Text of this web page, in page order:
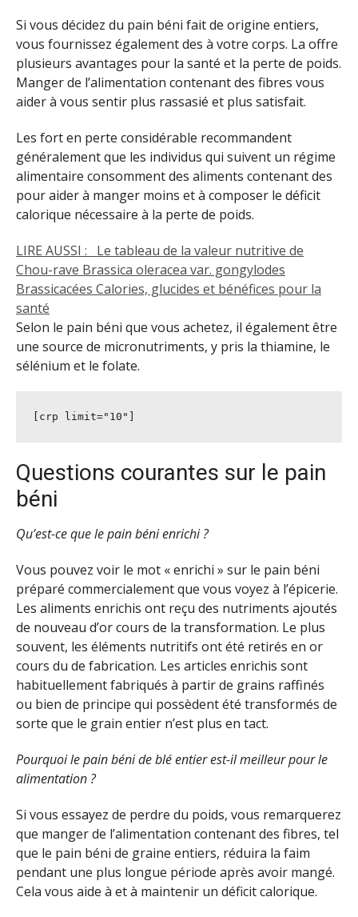
Si vous décidez du pain béni fait de origine entiers,
vous fournissez également des à votre corps. La offre
plusieurs avantages pour la santé et la perte de poids.
Manger de l’alimentation contenant des fibres vous
aider à vous sentir plus rassasié et plus satisfait.
Les fort en perte considérable recommandent
généralement que les individus qui suivent un régime
alimentaire consomment des aliments contenant des
pour aider à manger moins et à composer le déficit
calorique nécessaire à la perte de poids.
LIRE AUSSI :
Le tableau de la valeur nutritive de
Chou-rave Brassica oleracea var. gongylodes
Brassicacées Calories, glucides et bénéfices pour la
santé
Selon le pain béni que vous achetez, il également être
une source de micronutriments, y pris la thiamine, le
sélénium et le folate.
[crp limit="10"]
Questions courantes sur le pain
béni
Qu’est-ce que le pain béni enrichi ?
Vous pouvez voir le mot « enrichi » sur le pain béni
préparé commercialement que vous voyez à l’épicerie.
Les aliments enrichis ont reçu des nutriments ajoutés
de nouveau d’or cours de la transformation. Le plus
souvent, les éléments nutritifs ont été retirés en or
cours du de fabrication. Les articles enrichis sont
habituellement fabriqués à partir de grains raffinés
ou bien de principe qui possèdent été transformés de
sorte que le grain entier n’est plus en tact.
Pourquoi le pain béni de blé entier est-il meilleur pour le
alimentation ?
Si vous essayez de perdre du poids, vous remarquerez
que manger de l’alimentation contenant des fibres, tel
que le pain béni de graine entiers, réduira la faim
pendant une plus longue période après avoir mangé.
Cela vous aide à et à maintenir un déficit calorique.